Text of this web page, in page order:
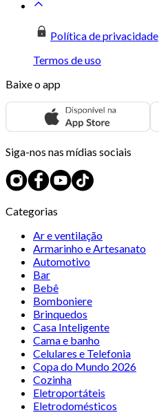
Política de privacidade
Termos de uso
Baixe o app
Siga-nos nas mídias sociais
Categorias
Ar e ventilação
Armarinho e Artesanato
Automotivo
Bar
Bebê
Bomboniere
Brinquedos
Casa Inteligente
Cama e banho
Celulares e Telefonia
Copa do Mundo 2026
Cozinha
Eletroportáteis
Eletrodomésticos